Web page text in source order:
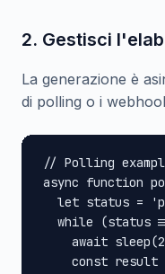
2. Gestisci
La generazione è
di polling o i
// Polling
async function
let status =
while (status
await
const result